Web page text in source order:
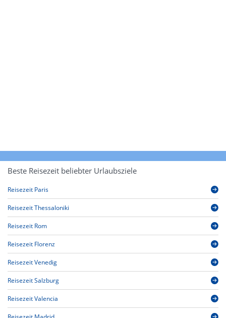
Beste Reisezeit beliebter Urlaubsziele
Reisezeit Paris
Reisezeit Thessaloniki
Reisezeit Rom
Reisezeit Florenz
Reisezeit Venedig
Reisezeit Salzburg
Reisezeit Valencia